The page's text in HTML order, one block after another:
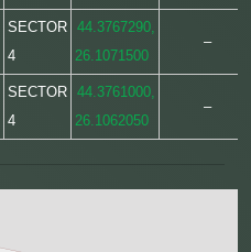
SECTOR
4
44.3767290,
26.1071500
–
SECTOR
4
44.3761000,
26.1062050
–